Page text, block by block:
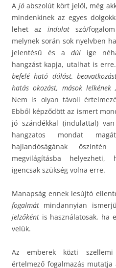
A jóabszolút kört jelöl, még
mindenkinek az egyes
lehet az indulat szó/
melynek során sok nyelvben
jelentésű és a dúl ige
hangzást kapja, utalhat is
befelé ható dúlást,
hatás okozást, mások lelkének
Nem is olyan távoli
Ebből képződött az ismert
jó szándékkal (indulattal)
hangzatos mondat
hajlandóságának
megvilágításba helyezheti,
igencsak szükség volna erre.
Manapság ennek lesújtó
fogalmát mindannyian
jelzőként is használatosak, ha
velük.
Az emberek közti szellemi
értelmező fogalmazás mutatja